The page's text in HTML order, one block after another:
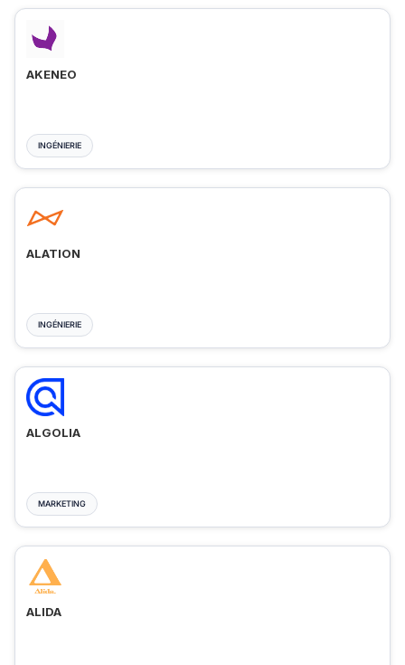
AKENEO
INGÉNIERIE
ALATION
INGÉNIERIE
ALGOLIA
MARKETING
ALIDA